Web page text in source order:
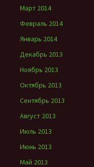
Март 2014
Февраль 2014
Январь 2014
Декабрь 2013
Ноябрь 2013
Октябрь 2013
Сентябрь 2013
Август 2013
Июль 2013
Июнь 2013
Май 2013